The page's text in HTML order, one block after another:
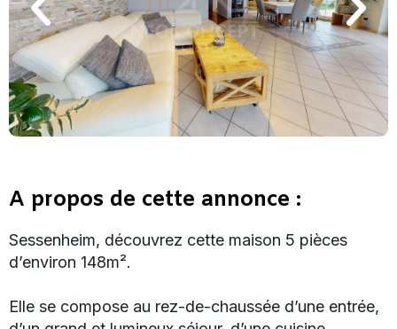
A propos de cette annonce :
Sessenheim, découvrez cette maison 5 pièces
d’environ 148m².
Elle se compose au rez-de-chaussée d’une entrée,